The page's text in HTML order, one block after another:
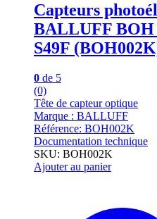
Capteurs
BALLUFF BOH
S49F
0 de 5
(0)
Tête de capteur optique
Marque : BALLUFF
Référence: BOH002K
Documentation technique
SKU: BOH002K
Ajouter au panier